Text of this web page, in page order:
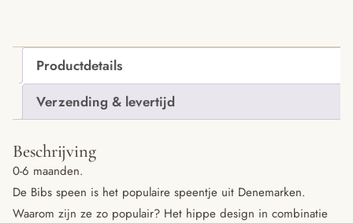
Productdetails
Verzending & levertijd
Beschrijving
0-6 maanden.
De Bibs speen is het populaire speentje uit Denemarken.
Waarom zijn ze zo populair? Het hippe design in combinatie